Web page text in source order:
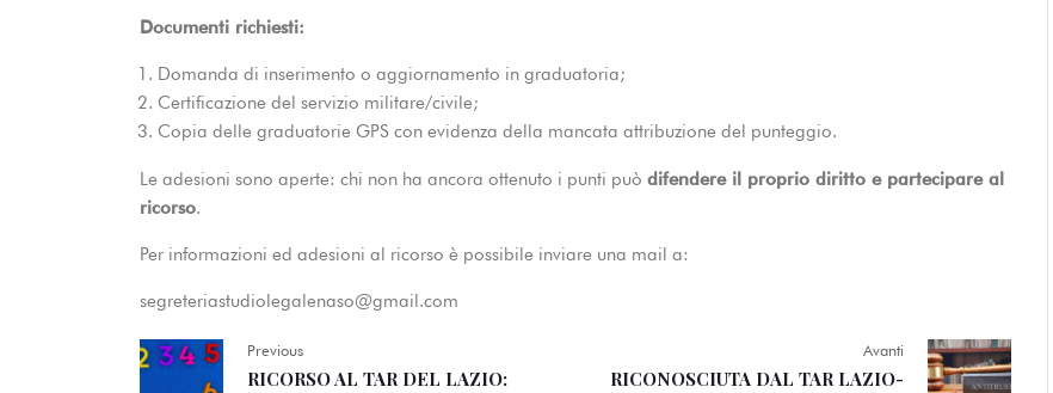
Documenti richiesti:
Domanda di inserimento o aggiornamento in graduatoria;
Certificazione del servizio militare/civile;
Copia delle graduatorie GPS con evidenza della mancata attribuzione del punteggio.
Le adesioni sono aperte: chi non ha ancora ottenuto i punti può difendere il proprio diritto e partecipare al
ricorso.
Per informazioni ed adesioni al ricorso è possibile inviare una mail a:
segreteriastudiolegalenaso@gmail.com
Previous
RICORSO AL TAR DEL LAZIO:
Avanti
RICONOSCIUTA DAL TAR LAZIO-